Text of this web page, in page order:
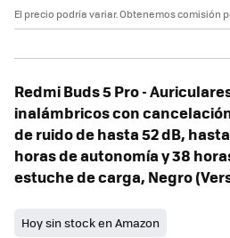
El precio podría variar. Obtenemos comisión
Redmi Buds 5 Pro -
inalámbricos con
de ruido de hasta 52 dB, hasta
horas de autonomía y 38
estuche de carga, Negro
Hoy sin stock en Amazon